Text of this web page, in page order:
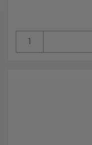
decât vin spumant,
struguri, însă Glera
Unii producători, mai
soiuri de struguri,
Trevigiana, Perera,
Bianco, Pinot Grigio